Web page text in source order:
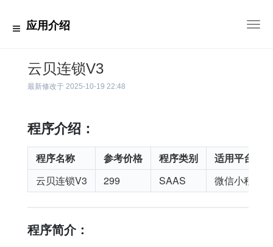
切
应用介绍
云贝连锁V3
最新修改于 2025-10-19 22:48
程序介绍：
程序名称 参考价格 程序类别
适用平台
云贝连锁V3
299 SAAS 微信小程序
程序简介：